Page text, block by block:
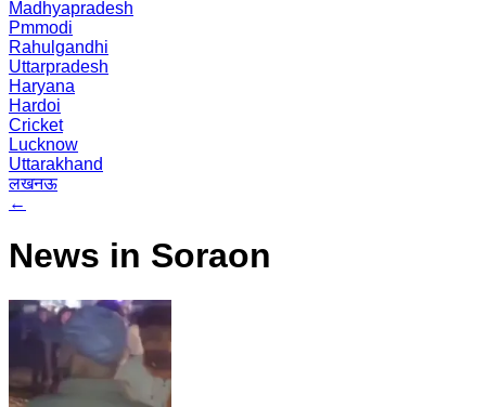
Madhyapradesh
Pmmodi
Rahulgandhi
Uttarpradesh
Haryana
Hardoi
Cricket
Lucknow
Uttarakhand
लखनऊ
←
News in Soraon